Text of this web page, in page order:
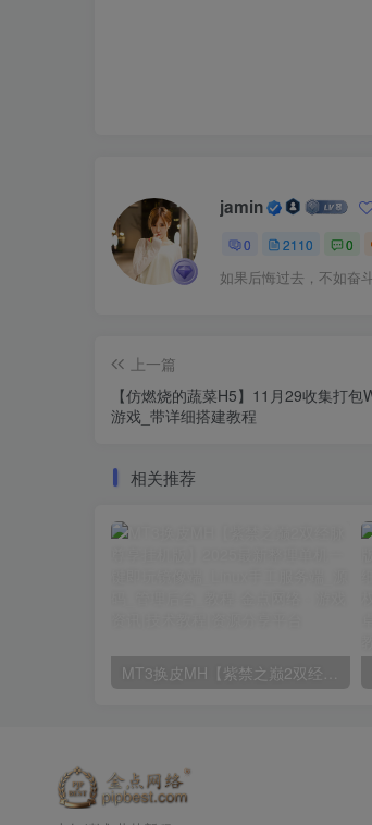
jamin
0 2110 0
如果后悔过去，不如奋
上一篇
【仿燃烧的蔬菜H5】11月29收集打
游戏_带详细搭建教程
相关推荐
MT3换皮MH【紫禁之巅2双经脉尊享挂机版】2025最新整理单机一键即玩镜像端_Linux手工服务端_源码_管理后台_教程